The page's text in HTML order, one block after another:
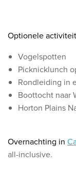
Optionele
Vogelspotten
Picknicklunch
Rondleiding in
Boottocht naar
Horton Plains
Overnachting in
all-inclusive.